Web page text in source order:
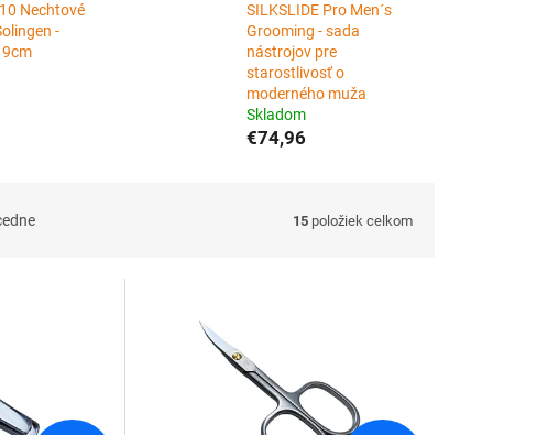
Nechtové
-
SILKSLIDE Pro Men´s
Grooming - sada
nástrojov pre
starostlivosť o
moderného muža
Skladom
€74,96
15 položiek celkom